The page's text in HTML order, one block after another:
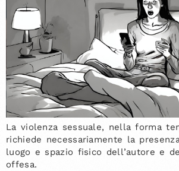
La violenza sessuale, nella forma
richiede necessariamente la
luogo e spazio fisico dell’autore e
offesa.